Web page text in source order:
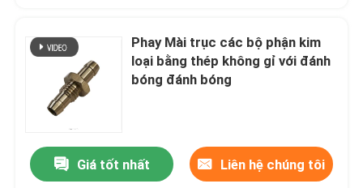
Phay Mài trục các bộ phận kim
loại bằng thép không gỉ với đánh
bóng đánh bóng
Giá tốt nhất Liên hệ chúng tôi